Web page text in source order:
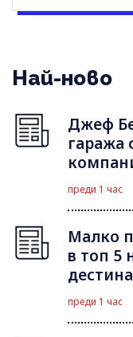
Най-ново
Джеф
гаража
преди 1 час
Малко
в топ 5
преди 1 час